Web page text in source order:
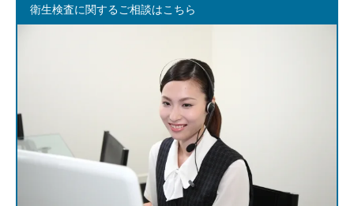
衛生検査に関するご相談はこちら